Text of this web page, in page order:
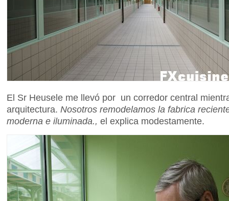
El Sr Heusele me llevó por un corredor central
arquitectura. Nosotros remodelamos la fabrica
moderna e iluminada., el explica modestamente.